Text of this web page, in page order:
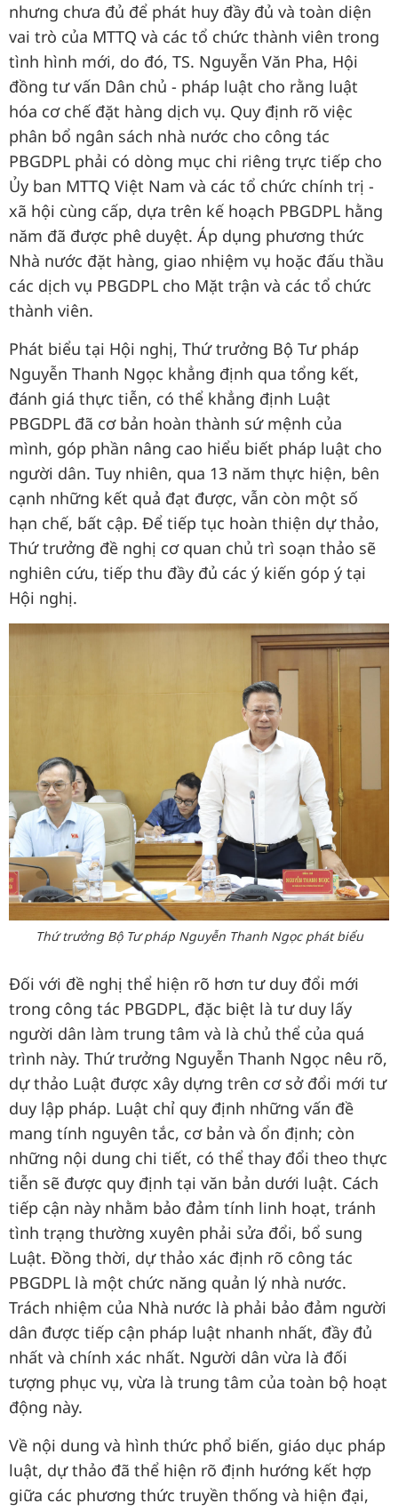
nhưng chưa đủ để phát huy đầy đủ và toàn diện
vai trò của MTTQ và các tổ chức thành viên trong
tình hình mới, do đó, TS. Nguyễn Văn Pha, Hội
đồng tư vấn Dân chủ - pháp luật cho rằng luật
hóa cơ chế đặt hàng dịch vụ. Quy định rõ việc
phân bổ ngân sách nhà nước cho công tác
PBGDPL phải có dòng mục chi riêng trực tiếp cho
Ủy ban MTTQ Việt Nam và các tổ chức chính trị -
xã hội cùng cấp, dựa trên kế hoạch PBGDPL hằng
năm đã được phê duyệt. Áp dụng phương thức
Nhà nước đặt hàng, giao nhiệm vụ hoặc đấu thầu
các dịch vụ PBGDPL cho Mặt trận và các tổ chức
thành viên.
Phát biểu tại Hội nghị, Thứ trưởng Bộ Tư pháp
Nguyễn Thanh Ngọc khẳng định qua tổng kết,
đánh giá thực tiễn, có thể khẳng định Luật
PBGDPL đã cơ bản hoàn thành sứ mệnh của
mình, góp phần nâng cao hiểu biết pháp luật cho
người dân. Tuy nhiên, qua 13 năm thực hiện, bên
cạnh những kết quả đạt được, vẫn còn một số
hạn chế, bất cập. Để tiếp tục hoàn thiện dự thảo,
Thứ trưởng đề nghị cơ quan chủ trì soạn thảo sẽ
nghiên cứu, tiếp thu đầy đủ các ý kiến góp ý tại
Hội nghị.
Thứ trưởng Bộ Tư pháp Nguyễn Thanh Ngọc phát biểu
Đối với đề nghị thể hiện rõ hơn tư duy đổi mới
trong công tác PBGDPL, đặc biệt là tư duy lấy
người dân làm trung tâm và là chủ thể của quá
trình này. Thứ trưởng Nguyễn Thanh Ngọc nêu rõ,
dự thảo Luật được xây dựng trên cơ sở đổi mới tư
duy lập pháp. Luật chỉ quy định những vấn đề
mang tính nguyên tắc, cơ bản và ổn định; còn
những nội dung chi tiết, có thể thay đổi theo thực
tiễn sẽ được quy định tại văn bản dưới luật. Cách
tiếp cận này nhằm bảo đảm tính linh hoạt, tránh
tình trạng thường xuyên phải sửa đổi, bổ sung
Luật. Đồng thời, dự thảo xác định rõ công tác
PBGDPL là một chức năng quản lý nhà nước.
Trách nhiệm của Nhà nước là phải bảo đảm người
dân được tiếp cận pháp luật nhanh nhất, đầy đủ
nhất và chính xác nhất. Người dân vừa là đối
tượng phục vụ, vừa là trung tâm của toàn bộ hoạt
động này.
Về nội dung và hình thức phổ biến, giáo dục pháp
luật, dự thảo đã thể hiện rõ định hướng kết hợp
giữa các phương thức truyền thống và hiện đại,